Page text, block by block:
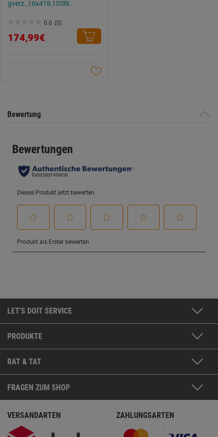
gverz.,16x418,10Stk.
0.0 (0)
von
174,99€
Bewertung
LET'S DOIT SERVICE
PRODUKTE
RAT & TAT
FRAGEN ZUM SHOP
VERSANDARTEN ZAHLUNGSARTEN